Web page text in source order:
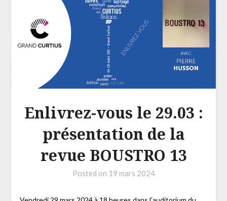
Enlivrez-vous le 29.03 :
présentation de la
revue BOUSTRO 13
Posted on 19 mars 2024